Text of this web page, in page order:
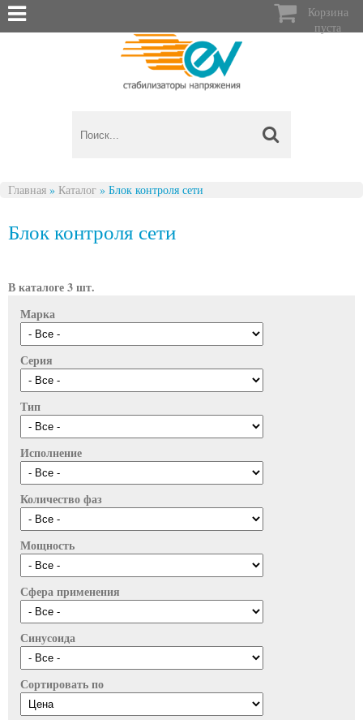

Корзина
пуста
Главная » Каталог » Блок контроля сети
Блок контроля сети
В каталоге 3 шт.
Марка
Серия
Тип
Исполнение
Количество фаз
Мощность
Сфера применения
Синусоида
Сортировать по